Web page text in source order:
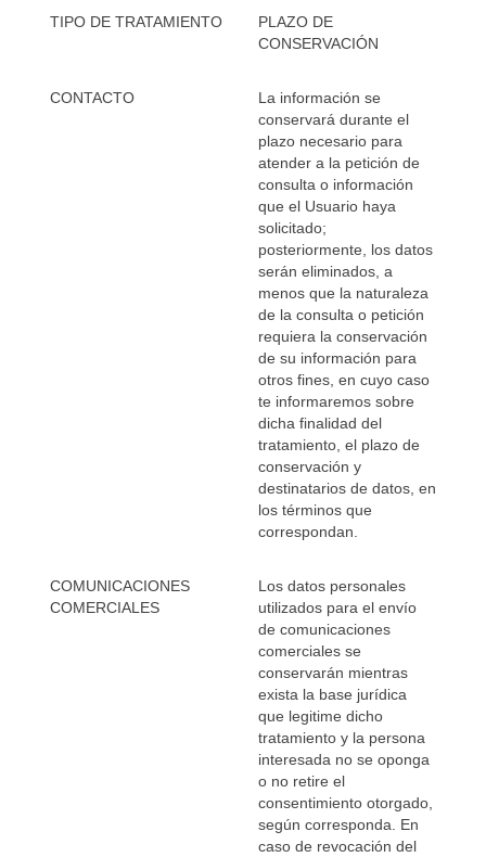
TIPO DE TRATAMIENTO
PLAZO DE
CONSERVACIÓN
CONTACTO
La información se
conservará durante el
plazo necesario para
atender a la petición de
consulta o información
que el Usuario haya
solicitado;
posteriormente, los datos
serán eliminados, a
menos que la naturaleza
de la consulta o petición
requiera la conservación
de su información para
otros fines, en cuyo caso
te informaremos sobre
dicha finalidad del
tratamiento, el plazo de
conservación y
destinatarios de datos, en
los términos que
correspondan.
COMUNICACIONES
COMERCIALES
Los datos personales
utilizados para el envío
de comunicaciones
comerciales se
conservarán mientras
exista la base jurídica
que legitime dicho
tratamiento y la persona
interesada no se oponga
o no retire el
consentimiento otorgado,
según corresponda. En
caso de revocación del